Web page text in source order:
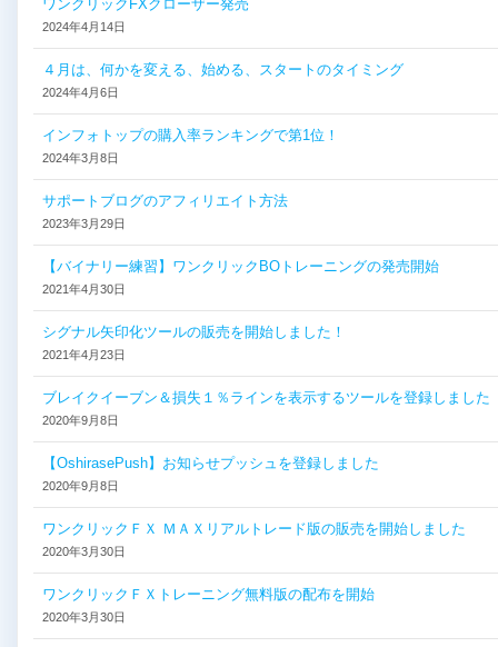
シ
ワンクリックFXクローザー発売
2024年4月14日
４月は、何かを変える、始める、スタートのタイミング
2024年4月6日
インフォトップの購入率ランキングで第1位！
2024年3月8日
サポートブログのアフィリエイト方法
2023年3月29日
【バイナリー練習】ワンクリックBOトレーニングの発売開始
2021年4月30日
シグナル矢印化ツールの販売を開始しました！
2021年4月23日
ブレイクイーブン＆損失１％ラインを表示するツールを登録しました
2020年9月8日
【OshirasePush】お知らせプッシュを登録しました
2020年9月8日
ワンクリックＦＸ ＭＡＸリアルトレード版の販売を開始しました
2020年3月30日
ワンクリックＦＸトレーニング無料版の配布を開始
2020年3月30日